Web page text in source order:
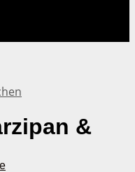
&